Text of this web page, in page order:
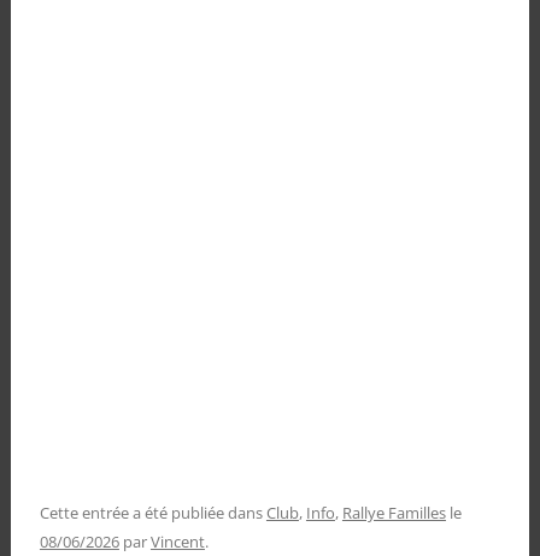
Cette entrée a été publiée dansClub, Info, Rallye Famillesle
08/06/2026 parVincent.